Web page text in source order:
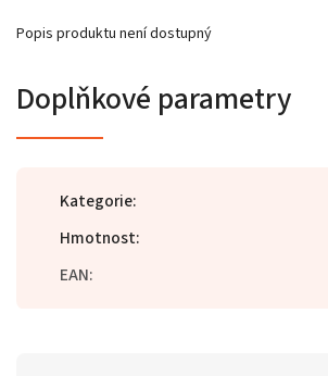
Popis produktu není dostupný
Doplňkové parametry
Kategorie:
Hmotnost:
EAN: